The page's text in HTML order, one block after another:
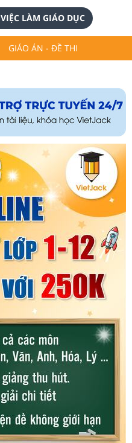
VIỆC LÀM GIÁO DỤC
GIÁO ÁN - ĐỀ THI